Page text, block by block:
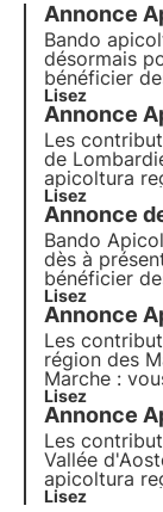
Annonce
Bando
désormais
bénéficier
Les
organismes
demande et
Lisez
Annonce
Les
de
apicoltura
présent
bénéficier
Lombardie
Lisez
Annonce
Bando
dès à
bénéficier
les Pouilles
Lire notre
Lisez
Annonce
Les
région des
Marche :
demande
pour
vous avez
Lisez
Annonce
Les
Vallée
apicoltura
possible de
Lisez